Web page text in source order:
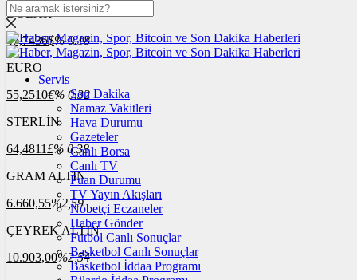
DOLAR
47,7436$% 0.18
EURO
55,2510€% 0.32
STERLİN
64,4811£% 0.38
GRAM ALTIN
6.660,55%2,59
ÇEYREK ALTIN
10.903,00%2,54
Servis
Son Dakika
Namaz Vakitleri
Hava Durumu
Gazeteler
Canlı Borsa
Canlı TV
Puan Durumu
TV Yayın Akışları
Nöbetçi Eczaneler
Haber Gönder
Futbol Canlı Sonuçlar
Basketbol Canlı Sonuçlar
Basketbol İddaa Programı